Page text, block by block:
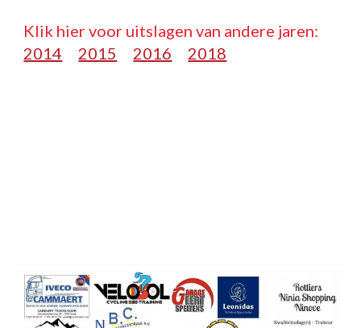
2014
2015 2016 2018